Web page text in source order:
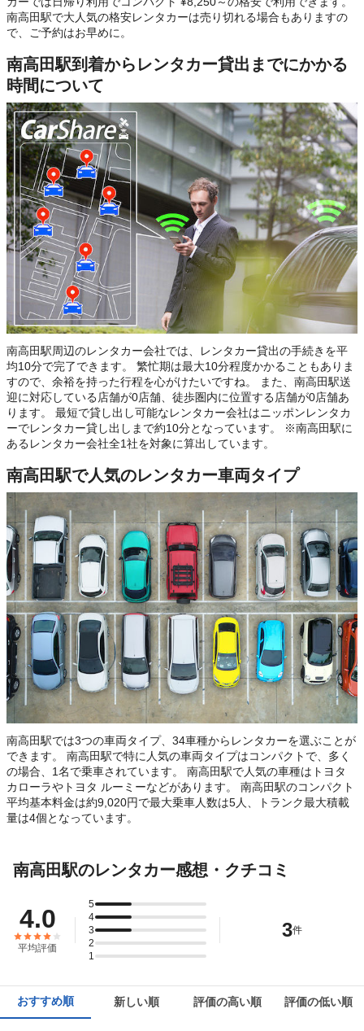
南高田駅で大人気の格安レンタカーは売り切れる場合もありますの
で、ご予約はお早めに。
南高田駅到着からレンタカー貸出までにかかる
時間について
南高田駅周辺のレンタカー会社では、レンタカー貸出の手続きを平
均10分で完了できます。 繁忙期は最大10分程度かかることもありま
すので、余裕を持った行程を心がけたいですね。 また、南高田駅送
迎に対応している店舗が0店舗、徒歩圏内に位置する店舗が0店舗あ
ります。 最短で貸し出し可能なレンタカー会社はニッポンレンタカ
ーでレンタカー貸し出しまで約10分となっています。 ※南高田駅に
あるレンタカー会社全1社を対象に算出しています。
南高田駅で人気のレンタカー車両タイプ
南高田駅では3つの車両タイプ、34車種からレンタカーを選ぶことが
できます。 南高田駅で特に人気の車両タイプはコンパクトで、多く
の場合、1名で乗車されています。 南高田駅で人気の車種はトヨタ
カローラやトヨタ ルーミーなどがあります。 南高田駅のコンパクト
平均基本料金は約9,020円で最大乗車人数は5人、トランク最大積載
量は4個となっています。
南高田駅のレンタカー感想・クチコミ
4.0
平均評価
5
4
3
2
1
3件
おすすめ順 新しい順 評価の高い順 評価の低い順